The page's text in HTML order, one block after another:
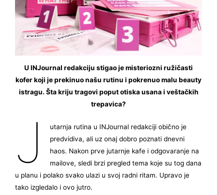
U INJournal redakciju stigao je misteriozni ružičasti
kofer koji je prekinuo našu rutinu i pokrenuo malu beauty
istragu. Šta kriju tragovi poput otiska usana i veštačkih
trepavica?
J
utarnja rutina u INJournal redakciji obično je
predvidiva, ali uz onaj dobro poznati dnevni
haos. Nakon prve jutarnje kafe i odgovaranje na
mailove, sledi brzi pregled tema koje su tog dana
u planu i polako svako ulazi u svoj radni ritam. Upravo je
tako izgledalo i ovo jutro.